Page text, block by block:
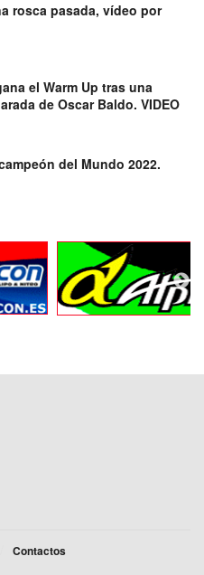
rosca pasada, vídeo por
el Warm Up tras una
de Oscar Baldo. VIDEO
del Mundo 2022.
Contactos